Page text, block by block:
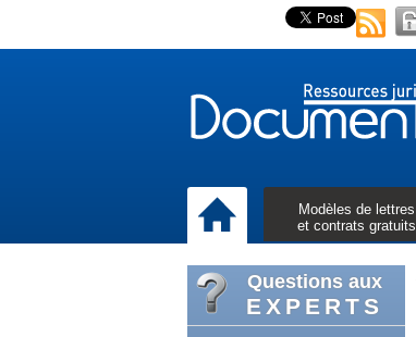
Modèles de lettres
et contrats gratuits
Questions aux
EXPERTS